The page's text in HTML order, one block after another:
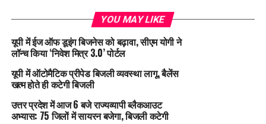
YOU MAY LIKE
यूपी में ईज ऑफ डूइंग बिजनेस को बढ़ावा, सीएम योगी ने
लॉन्च किया ‘निवेश मित्र 3.0’ पोर्टल
यूपी में ऑटोमैटिक प्रीपेड बिजली व्यवस्था लागू, बैलेंस
खत्म होते ही कटेगी बिजली
उत्तर प्रदेश में आज 6 बजे राज्यव्यापी ब्लैकआउट
अभ्यास: 75 जिलों में सायरन बजेगा, बिजली कटेगी